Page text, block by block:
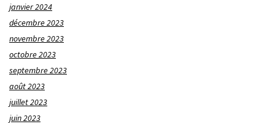
janvier 2024
décembre 2023
novembre 2023
octobre 2023
septembre 2023
août 2023
juillet 2023
juin 2023